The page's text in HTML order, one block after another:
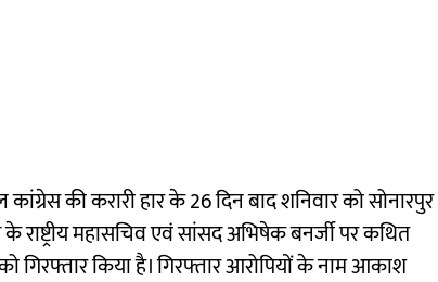
की करारी हार के 26 दिन बाद शनिवार को सोनारपुर
महासचिव एवं सांसद अभिषेक बनर्जी पर कथित
गिरफ्तार किया है। गिरफ्तार आरोपियों के नाम आकाश